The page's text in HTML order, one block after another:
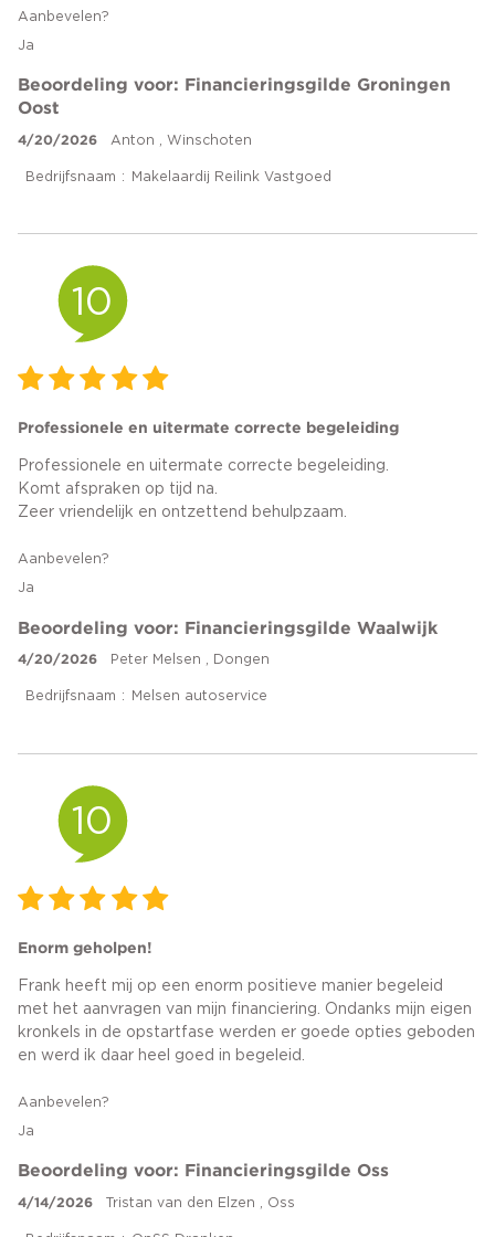
Aanbevelen?
Ja
Beoordeling voor: Financieringsgilde Groningen
Oost
4/20/2026 Anton , Winschoten
Bedrijfsnaam Makelaardij Reilink Vastgoed
10
Professionele en uitermate correcte begeleiding
Professionele en uitermate correcte begeleiding.
Komt afspraken op tijd na.
Zeer vriendelijk en ontzettend behulpzaam.
Aanbevelen?
Ja
Beoordeling voor: Financieringsgilde Waalwijk
4/20/2026 Peter Melsen , Dongen
Bedrijfsnaam Melsen autoservice
10
Enorm geholpen!
Frank heeft mij op een enorm positieve manier begeleid
met het aanvragen van mijn financiering. Ondanks mijn eigen
kronkels in de opstartfase werden er goede opties geboden
en werd ik daar heel goed in begeleid.
Aanbevelen?
Ja
Beoordeling voor: Financieringsgilde Oss
4/14/2026 Tristan van den Elzen , Oss